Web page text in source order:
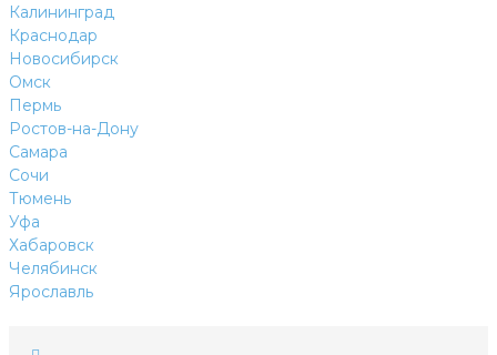
Калининград
Краснодар
Новосибирск
Омск
Пермь
Ростов-на-Дону
Самара
Сочи
Тюмень
Уфа
Хабаровск
Челябинск
Ярославль